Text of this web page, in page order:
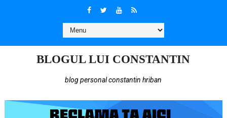
BLOGUL LUI CONSTANTIN
blog personal constantin hriban